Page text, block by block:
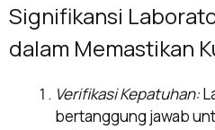
Signifikansi
dalam Memastikan
Verifikasi Kepatuhan:
bertanggung jawab